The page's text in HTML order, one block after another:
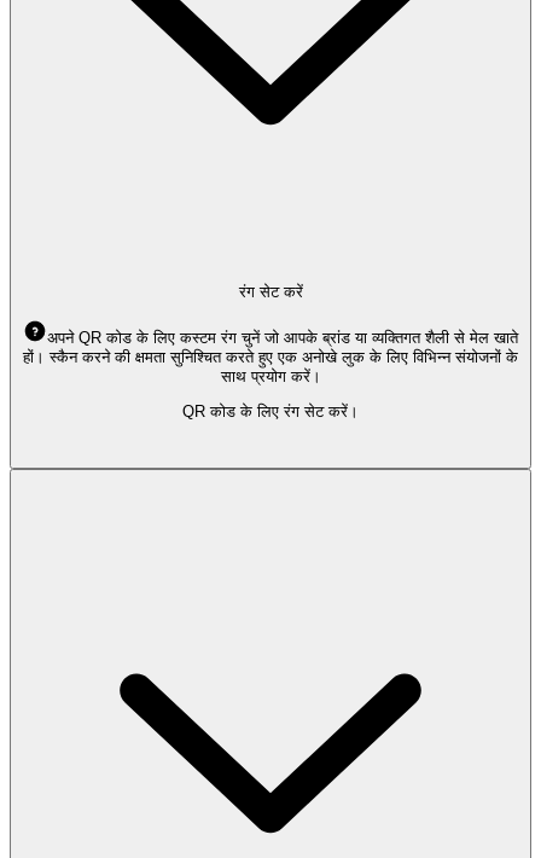
रंग सेट करें
अपने QR कोड के लिए कस्टम रंग चुनें जो आपके ब्रांड या व्यक्तिगत शैली से मेल खाते
हों। स्कैन करने की क्षमता सुनिश्चित करते हुए एक अनोखे लुक के लिए विभिन्न संयोजनों के
साथ प्रयोग करें।
QR कोड के लिए रंग सेट करें।